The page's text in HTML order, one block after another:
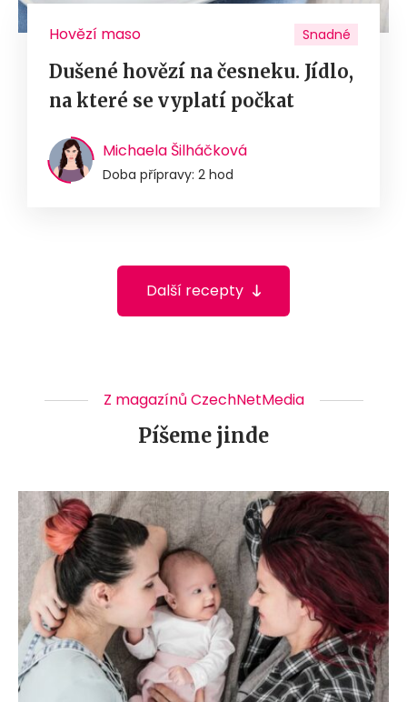
Hovězí maso Snadné
Dušené hovězí na česneku. Jídlo,
na které se vyplatí počkat
Michaela Šilháčková
Doba přípravy: 2 hod
Další recepty
Z magazínů CzechNetMedia
Píšeme jinde